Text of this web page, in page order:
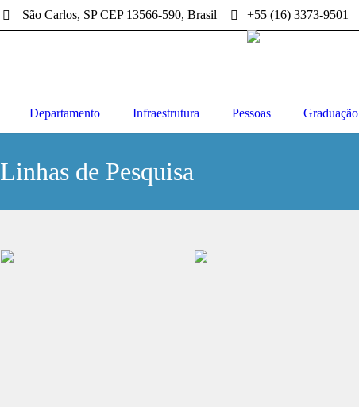
São Carlos, SPCEP 13566-590, Brasil +55 (16) 3373-9501
Departamento Infraestrutura Pessoas Graduação
Linhas de Pesquisa